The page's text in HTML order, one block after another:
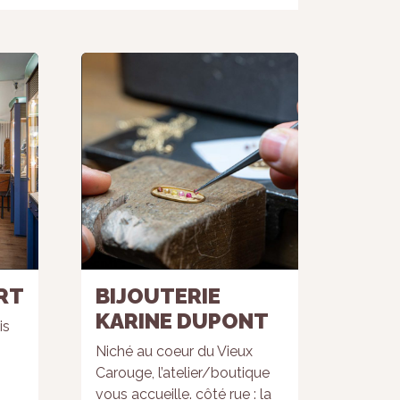
BIJOUTERIE
KARINE DUPONT
Niché au coeur du Vieux
Carouge, l’atelier/boutique
vous accueille. côté rue : la